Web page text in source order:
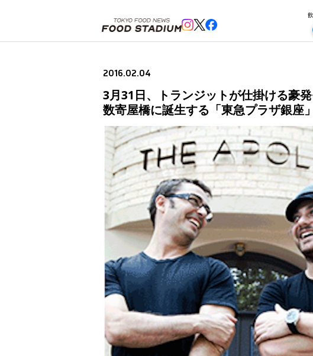
2016.02.04
3月31日、トランジットが仕掛ける豪
数寄屋橋に誕生する「東急プラザ銀座­